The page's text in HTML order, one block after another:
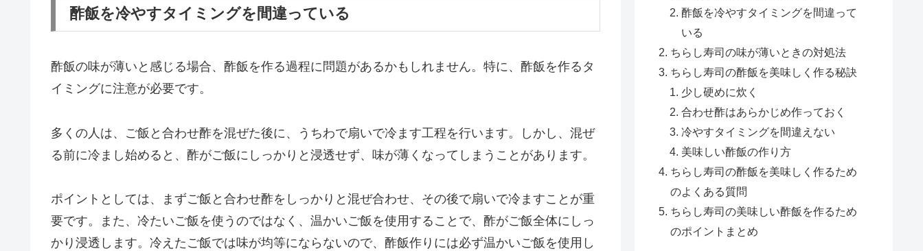
酢飯を冷やすタイミングを間違っている
酢飯の味が薄いと感じる場合、酢飯を作る過程に問題があるかもしれません。特に、酢飯を作るタ
イミングに注意が必要です。
多くの人は、ご飯と合わせ酢を混ぜた後に、うちわで扇いで冷ます工程を行います。しかし、混ぜ
る前に冷まし始めると、酢がご飯にしっかりと浸透せず、味が薄くなってしまうことがあります。
ポイントとしては、まずご飯と合わせ酢をしっかりと混ぜ合わせ、その後で扇いで冷ますことが重
要です。また、冷たいご飯を使うのではなく、温かいご飯を使用することで、酢がご飯全体にしっ
かり浸透します。冷えたご飯では味が均等にならないので、酢飯作りには必ず温かいご飯を使用し
酢飯を冷やすタイミングを間違って
いる
ちらし寿司の味が薄いときの対処法
ちらし寿司の酢飯を美味しく作る秘訣
少し硬めに炊く
合わせ酢はあらかじめ作っておく
冷やすタイミングを間違えない
美味しい酢飯の作り方
ちらし寿司の酢飯を美味しく作るため
のよくある質問
ちらし寿司の美味しい酢飯を作るため
のポイントまとめ